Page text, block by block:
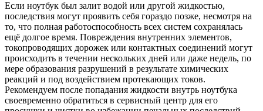
Если ноутбук был залит водой или другой жидкостью,
последствия могут проявить себя гораздо позже, несмотря на
то, что полная работоспособность всех систем сохранялась
ещё долгое время. Повреждения внутренних элементов,
токопроводящих дорожек или контактных соединений могут
происходить в течении нескольких дней или даже недель, по
мере образования разрушений в результате химических
реакций и под воздействием протекающих токов.
Рекомендуем после попадания жидкости внутрь ноутбука
своевременно обратиться в сервисный центр для его